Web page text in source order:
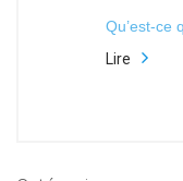
Qu’est-ce
Lire